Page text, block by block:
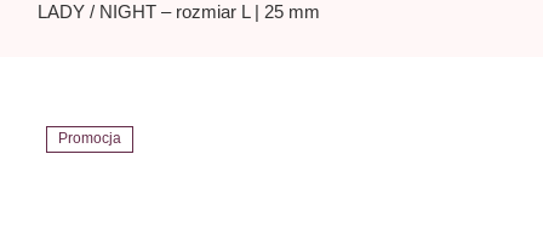
LADY / NIGHT – rozmiar L | 25 mm
Promocja